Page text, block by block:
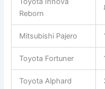
Reborn
Mitsubishi Pajero
Toyota Fortuner
Toyota Alphard